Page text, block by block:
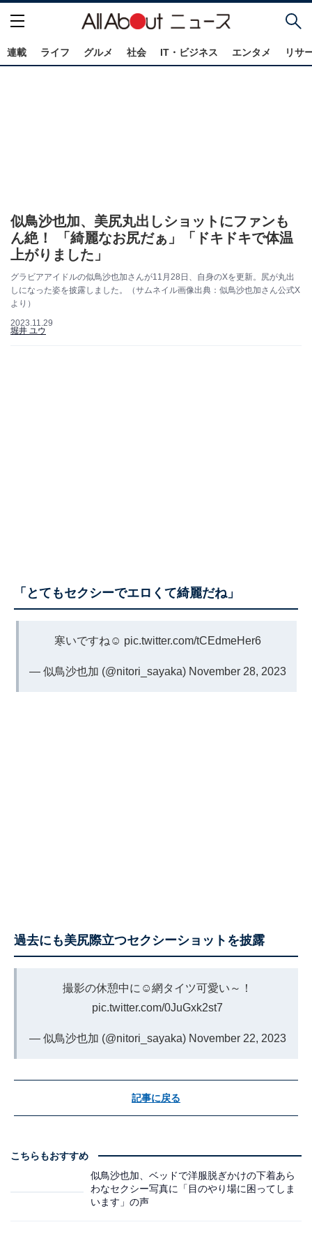
連載 ライフ グルメ 社会 IT・ビジネス エンタメ リサ
似鳥沙也加、美尻丸出しショットにファンも
ん絶！ 「綺麗なお尻だぁ」「ドキドキで体温
上がりました」
グラビアアイドルの似鳥沙也加さんが11月28日、自身のXを更新。尻が丸出
しになった姿を披露しました。（サムネイル画像出典：似鳥沙也加さん公式X
より）
2023.11.29
堀井 ユウ
「とてもセクシーでエロくて綺麗だね」
寒いですね☺︎ pic.twitter.com/tCEdmeHer6
— 似鳥沙也加 (@nitori_sayaka) November 28, 2023
過去にも美尻際立つセクシーショットを披露
撮影の休憩中に☺︎網タイツ可愛い～！
pic.twitter.com/0JuGxk2st7
— 似鳥沙也加 (@nitori_sayaka) November 22, 2023
記事に戻る
こちらもおすすめ
似鳥沙也加、ベッドで洋服脱ぎかけの下着あら
わなセクシー写真に「目のやり場に困ってしま
います」の声